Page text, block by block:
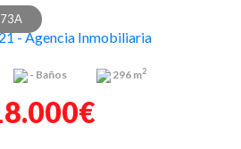
- Baños 296 m2